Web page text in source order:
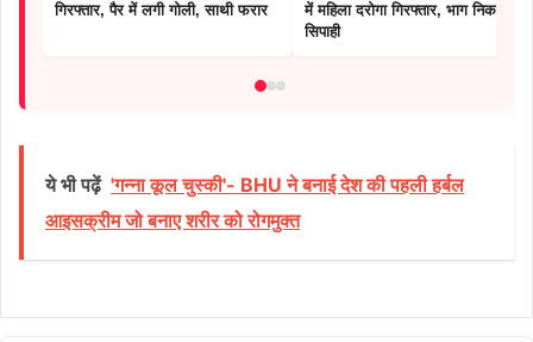
गिरफ्तार, पैर में लगी गोली, साथी फरार
में महिला दरोगा गिरफ्तार, भाग निकले
सिपाही
ये भी पढ़ें 'गन्ना कूल चुस्की'- BHU ने बनाई देश की पहली हर्बल
आइसक्रीम जो बनाए शरीर को रोगमुक्त